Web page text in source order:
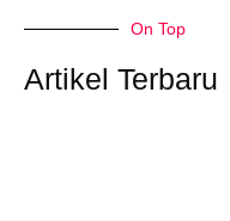
On Top
Artikel Terbaru